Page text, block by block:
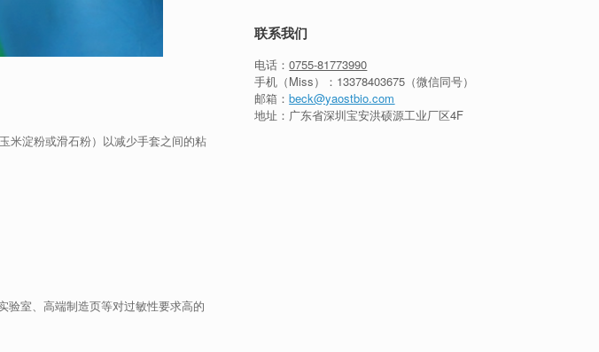
米淀粉或滑石粉）以减少手套之间的粘
验室、高端制造页等对过敏性要求高的
联系我们
电话：0755-81773990
手机（Miss）： 13378403675 （微信同号）
邮箱：beck@yaostbio.com
地址：广东省深圳宝安洪硕源工业厂区4F